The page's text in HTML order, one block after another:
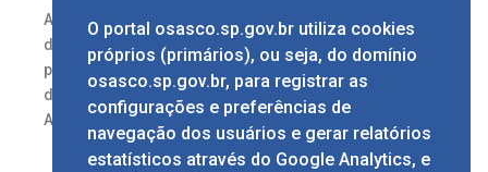
A Prefeitura de Osasco, por meio da Secretaria
de Planejamento e Gestão (Seplag), convida a
população a participar da consulta pública que
definirá o planejamento estratégico da
Administração [...]
O portal osasco.sp.gov.br utiliza cookies
próprios (primários), ou seja, do domínio
osasco.sp.gov.br, para registrar as
configurações e preferências de
navegação dos usuários e gerar relatórios
estatísticos através do Google Analytics, e